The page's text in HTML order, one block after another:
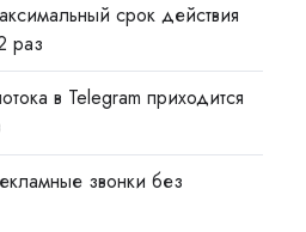
срок действия
раз
в Telegram приходится
звонки без